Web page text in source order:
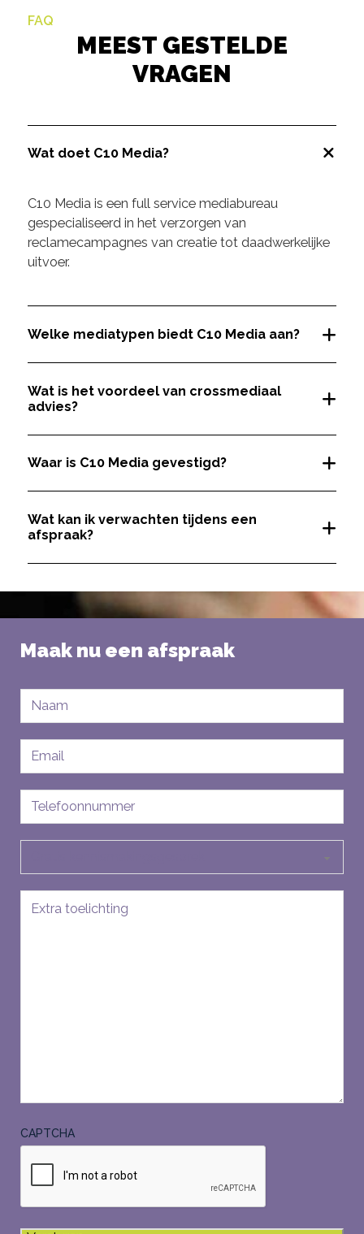
FAQ
MEEST GESTELDE
VRAGEN
Wat doet C10 Media?
C10 Media is een full service mediabureau
gespecialiseerd in het verzorgen van
reclamecampagnes van creatie tot daadwerkelijke
uitvoer.
Welke mediatypen biedt C10 Media aan?
Wat is het voordeel van crossmediaal
advies?
Waar is C10 Media gevestigd?
Wat kan ik verwachten tijdens een
afspraak?
Maak nu een afspraak
mailadres
CAPTCHA